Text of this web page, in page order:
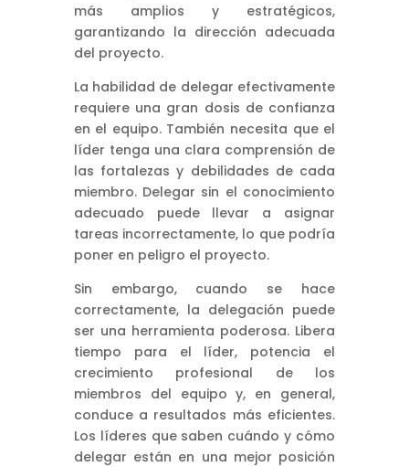
más amplios y estratégicos,
garantizando la dirección adecuada
del proyecto.
La habilidad de delegar efectivamente
requiere una gran dosis de confianza
en el equipo. También necesita que el
líder tenga una clara comprensión de
las fortalezas y debilidades de cada
miembro. Delegar sin el conocimiento
adecuado puede llevar a asignar
tareas incorrectamente, lo que podría
poner en peligro el proyecto.
Sin embargo, cuando se hace
correctamente, la delegación puede
ser una herramienta poderosa. Libera
tiempo para el líder, potencia el
crecimiento profesional de los
miembros del equipo y, en general,
conduce a resultados más eficientes.
Los líderes que saben cuándo y cómo
delegar están en una mejor posición